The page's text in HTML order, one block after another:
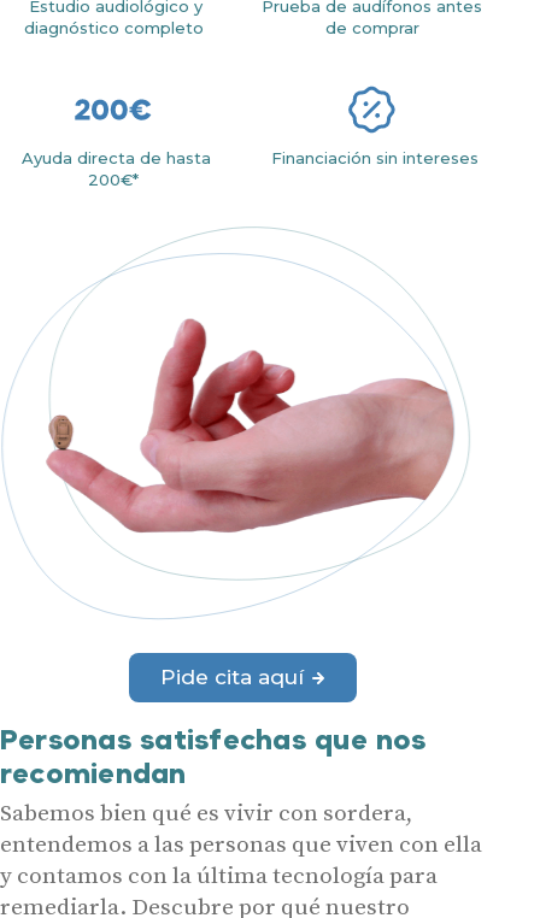
Estudio audiológico y
diagnóstico completo
Prueba de audífonos antes
de comprar
Ayuda directa de hasta
200€*
Financiación sin intereses
Pide cita aquí
Personas satisfechas que nos
recomiendan
Sabemos bien qué es vivir con sordera,
entendemos a las personas que viven con ella
y contamos con la última tecnología para
remediarla. Descubre por qué nuestro